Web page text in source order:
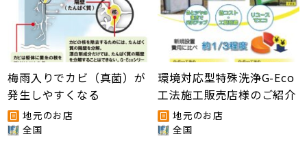
梅雨入りでカビ（真菌）が
発生しやすくなる
地元のお店
全国
環境対応型特殊洗浄G-Eco
工法施工販売店様のご紹介
地元のお店
全国